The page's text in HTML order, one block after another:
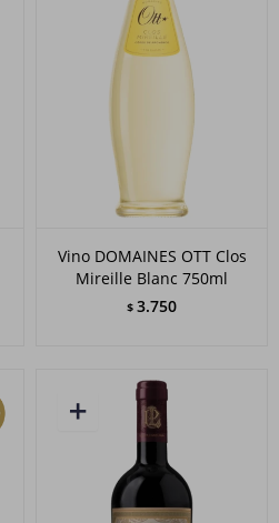
Vino DOMAINES OTT Clos
Mireille Blanc 750ml
$ 3.750